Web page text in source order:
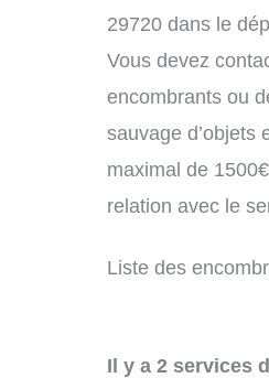
29720 dans le
Vous devez
encombrants ou
sauvage d’objets
maximal de
relation avec le
Liste des
Il y a 2 services